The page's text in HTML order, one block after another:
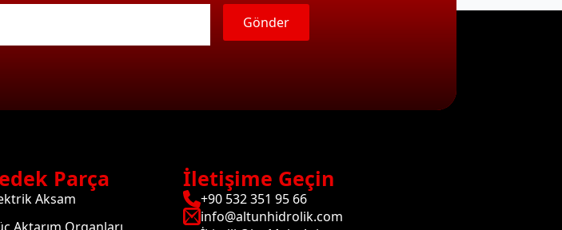
Gönder
Parça
Aksam
İletişime Geçin
+90 532 351 95 66
info@altunhidrolik.com